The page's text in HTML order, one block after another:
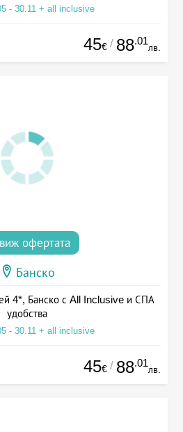
- 30.11 + all inclusive
45€ / 88.01
лв.
виж офертата
Банско
4*, Банско с All Inclusive и СПА
удобства
- 30.11 + all inclusive
45€ / 88.01
лв.